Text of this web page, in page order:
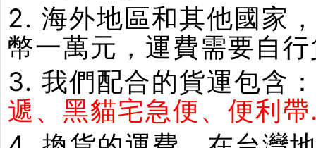
2. 海外地區和其他國家
幣一萬元，運費需要自
3. 我們配合的貨運包含：
遞、黑貓宅急便、便利